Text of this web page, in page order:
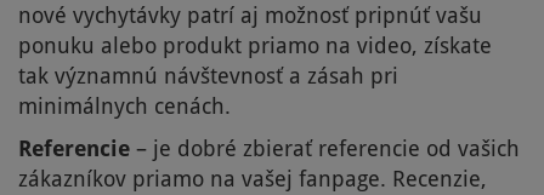
nové vychytávky patrí aj možnosť pripnúť vašu
ponuku alebo produkt priamo na video, získate
tak významnú návštevnosť a zásah pri
minimálnych cenách.
Referencie – je dobré zbierať referencie od vašich
zákazníkov priamo na vašej fanpage. Recenzie,